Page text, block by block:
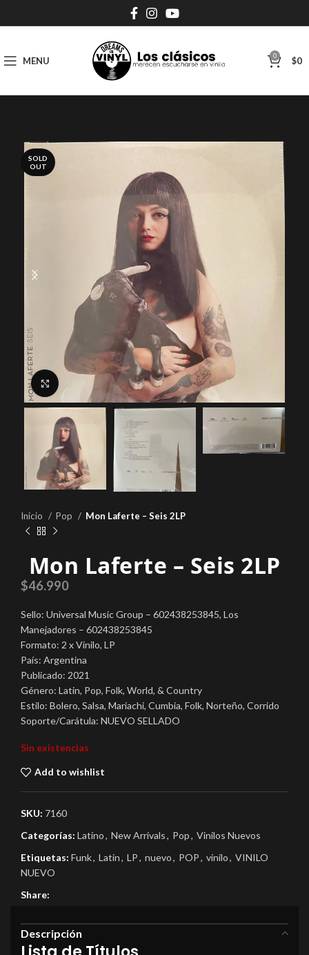
MENU 0 $0
SOLD
OUT
Click to enlarge
Inicio Pop Mon Laferte – Seis 2LP
Mon Laferte – Seis 2LP
$46.990
Sello: Universal Music Group – 602438253845, Los
Manejadores – 602438253845
Formato: 2 x Vinilo, LP
País: Argentina
Publicado: 2021
Género: Latin, Pop, Folk, World, & Country
Estilo: Bolero, Salsa, Mariachi, Cumbia, Folk, Norteño, Corrido
Soporte/Carátula: NUEVO SELLADO
Sin existencias
Add to wishlist
SKU: 7160
Categorías: Latino, New Arrivals, Pop, Vinilos Nuevos
Etiquetas: Funk, Latin, LP, nuevo, POP, vinilo, VINILO
NUEVO
Share:
Descripción